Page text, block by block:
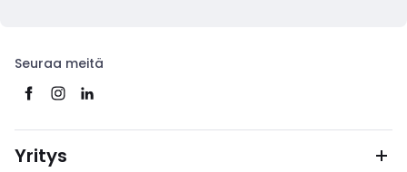
Seuraa meitä
Yritys